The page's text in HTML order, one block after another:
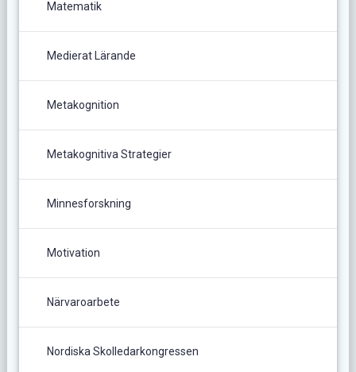
Matematik
Medierat Lärande
Metakognition
Metakognitiva Strategier
Minnesforskning
Motivation
Närvaroarbete
Nordiska Skolledarkongressen